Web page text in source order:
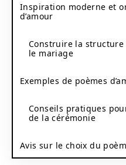
Inspiration moderne et
d’amour
Construire la structure
le mariage
Exemples de poèmes
Conseils pratiques
de la cérémonie
Avis sur le choix du